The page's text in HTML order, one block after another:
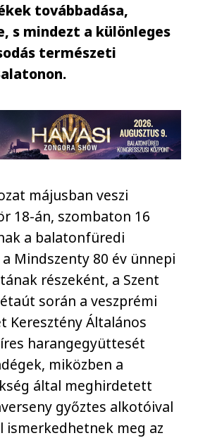
továbbadása,
s mindezt a különleges
természeti
májusban veszi
18-án, szombaton 16
a balatonfüredi
Mindszenty 80 év ünnepi
részeként, a Szent
során a veszprémi
Keresztény Általános
harangegyüttesét
miközben a
által meghirdetett
győztes alkotóival
ismerkedhetnek meg az